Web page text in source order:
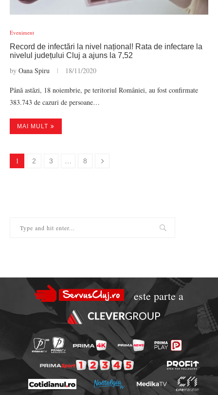
Eveniment
Record de infectări la nivel național! Rata de infectare la
nivelul județului Cluj a ajuns la 7,52
by Oana Spiru 18/11/2020
Până astăzi, 18 noiembrie, pe teritoriul României, au fost confirmate
383.743 de cazuri de persoane…
MAI MULT
1 2 3 … 8
este parte a